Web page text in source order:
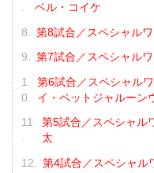
ベル・コイケ
第8試合／スペシャル
第7試合／スペシャル
第6試合／スペシャル
イ・ペットジャルーン
第5試合／スペシャル
太
第4試合／スペシャル